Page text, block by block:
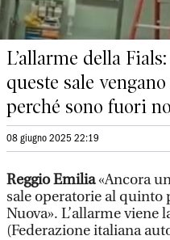
L’allarme della
queste sale
perché sono fuori
08 giugno 2025 22:19
Reggio Emilia«Ancora
sale operatorie al quinto
Nuova». L’allarme viene
(Federazione italiana